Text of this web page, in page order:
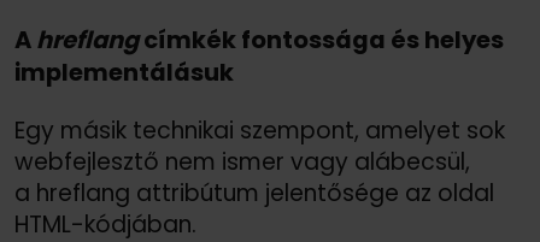
Ahreflangcímkék fontossága és helyes
implementálásuk
Egy másik technikai szempont, amelyet sok
webfejlesztő nem ismer vagy alábecsül,
a hreflang attribútum jelentősége az oldal
HTML-kódjában.